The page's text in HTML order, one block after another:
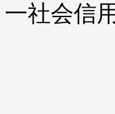
一社会信